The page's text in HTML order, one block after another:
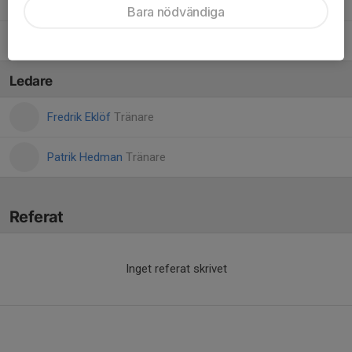
Ledare
Fredrik Eklöf Tränare
Patrik Hedman Tränare
Referat
Inget referat skrivet
Bara nödvändiga